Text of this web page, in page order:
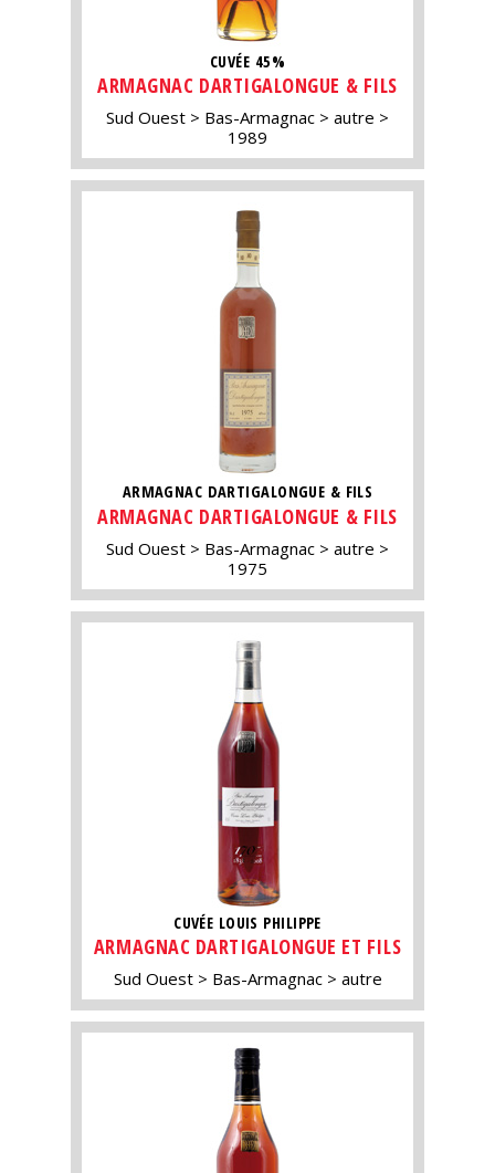
CUVÉE 45%
ARMAGNAC DARTIGALONGUE & FILS
Sud Ouest Bas-Armagnac
autre
1989
ARMAGNAC DARTIGALONGUE & FILS
ARMAGNAC DARTIGALONGUE & FILS
Sud Ouest Bas-Armagnac
autre
1975
CUVÉE LOUIS PHILIPPE
ARMAGNAC DARTIGALONGUE ET FILS
Sud Ouest Bas-Armagnac autre